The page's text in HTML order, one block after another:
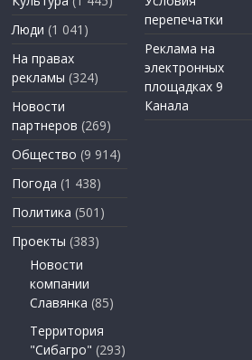
Люди (1 041)
На правах
рекламы (324)
Новости
партнеров (269)
Общество (9 914)
Погода (1 438)
Политика (501)
Проекты (383)
Новости
компании
Славянка (85)
Территория
"Сибагро" (293)
перепечатки
Реклама на
электронных
площадках 9
Канала